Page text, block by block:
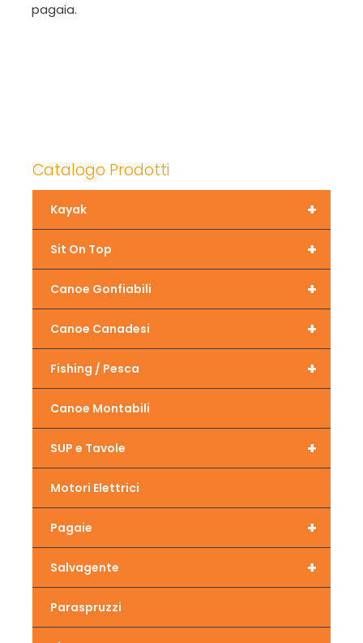
pagaia.
Catalogo Prodotti
+
Kayak
+
Sit On Top
+
Canoe Gonfiabili
+
Canoe Canadesi
+
Fishing / Pesca
Canoe Montabili
+
SUP e Tavole
Motori Elettrici
+
Pagaie
+
Salvagente
Paraspruzzi